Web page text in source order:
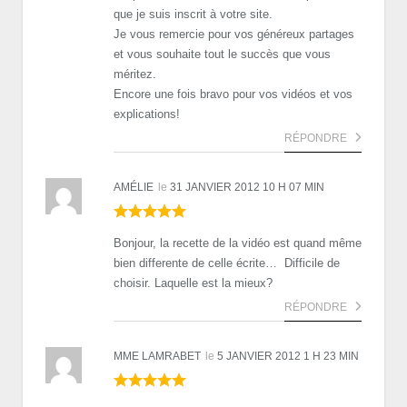
que je suis inscrit à votre site.
Je vous remercie pour vos généreux partages
et vous souhaite tout le succès que vous
méritez.
Encore une fois bravo pour vos vidéos et vos
explications!
RÉPONDRE
AMÉLIE le 31 JANVIER 2012 10 H 07 MIN
Bonjour, la recette de la vidéo est quand même
bien differente de celle écrite… Difficile de
choisir. Laquelle est la mieux?
RÉPONDRE
MME LAMRABET le 5 JANVIER 2012 1 H 23 MIN